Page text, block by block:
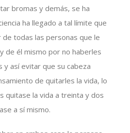
bromas y demás, se ha
ha llegado a tal límite que
de todas las personas que le
de él mismo por no haberles
y así evitar que su cabeza
de quitarles la vida, lo
quitase la vida a treinta y dos
a sí mismo.